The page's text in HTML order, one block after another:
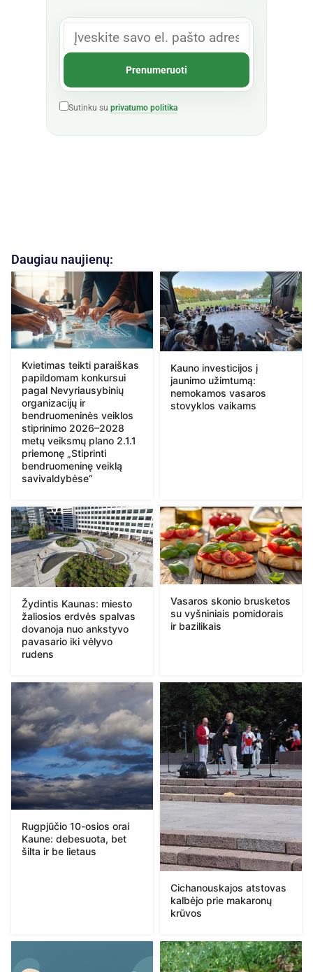
Sutinku su privatumo politika
Daugiau naujienų:
Kvietimas teikti paraiškas
papildomam konkursui
pagal Nevyriausybinių
organizacijų ir
bendruomeninės veiklos
stiprinimo 2026–2028
metų veiksmų plano 2.1.1
priemonę „Stiprinti
bendruomeninę veiklą
savivaldybėse“
Kauno investicijos į
jaunimo užimtumą:
nemokamos vasaros
stovyklos vaikams
Žydintis Kaunas: miesto
žaliosios erdvės spalvas
dovanoja nuo ankstyvo
pavasario iki vėlyvo
rudens
Vasaros skonio brusketos
su vyšniniais pomidorais
ir bazilikais
Rugpjūčio 10-osios orai
Kaune: debesuota, bet
šilta ir be lietaus
Cichanouskajos atstovas
kalbėjo prie makaronų
krūvos